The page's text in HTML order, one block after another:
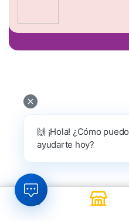
🙌 ¡Hola! ¿Cómo puedo
ayudarte hoy?